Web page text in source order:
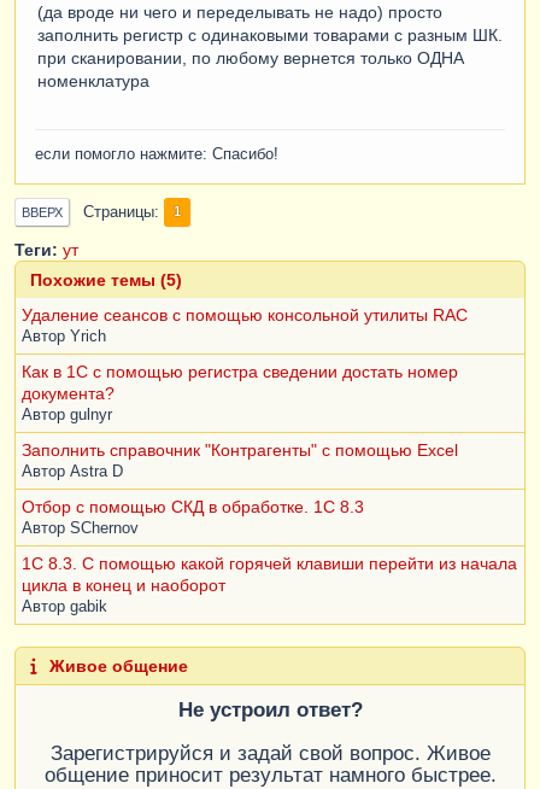
(да вроде ни чего и переделывать не надо) просто
заполнить регистр с одинаковыми товарами с разным ШК.
при сканировании, по любому вернется только ОДНА
номенклатура
если помогло нажмите: Спасибо!
ВВЕРХ Страницы 1
Теги: ут
Похожие темы (5)
Удаление сеансов с помощью консольной утилиты RAC
Автор Yrich
Как в 1С с помощью регистра сведении достать номер
документа?
Автор gulnyr
Заполнить справочник "Контрагенты" с помощью Excel
Автор Astra D
Отбор с помощью СКД в обработке. 1С 8.3
Автор SChernov
1С 8.3. С помощью какой горячей клавиши перейти из начала
цикла в конец и наоборот
Автор gabik
Живое общение
Не устроил ответ?
Зарегистрируйся и задай свой вопрос. Живое
общение приносит результат намного быстрее.